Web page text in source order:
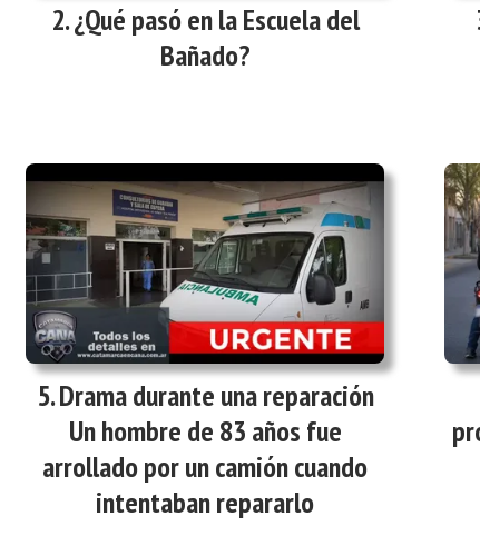
¿Qué pasó en la Escuela del
Bañado?
Drama durante una reparación
Un hombre de 83 años fue
arrollado por un camión cuando
intentaban repararlo